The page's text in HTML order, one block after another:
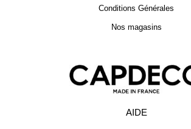
Conditions Générales
Nos magasins
AIDE